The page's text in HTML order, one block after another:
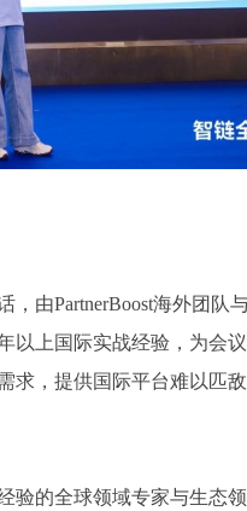
由PartnerBoost海外团队
以上国际实战经验，为会
求，提供国际平台难以匹
验的全球领域专家与生态